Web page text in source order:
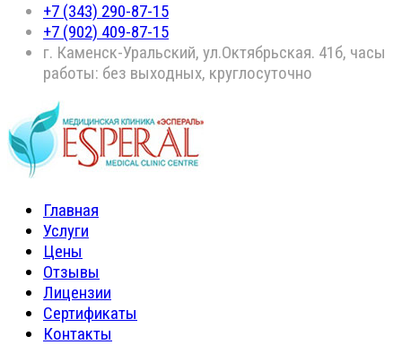
+7 (343) 290-87-15
+7 (902) 409-87-15
г. Каменск-Уральский, ул.Октябрьская. 41б, часы
работы: без выходных, круглосуточно
Главная
Услуги
Цены
Отзывы
Лицензии
Сертификаты
Контакты